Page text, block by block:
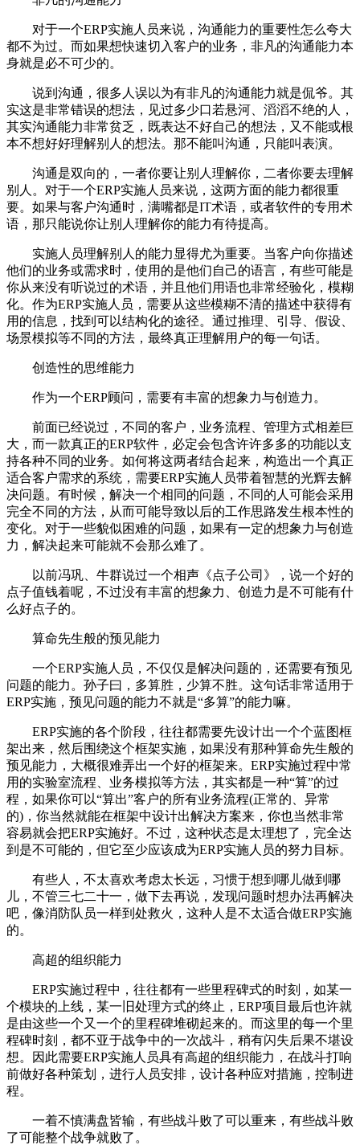
对于一个ERP实施人员来说，沟通能力的重要性怎么夸大
都不为过。而如果想快速切入客户的业务，非凡的沟通能力本
身就是必不可少的。
说到沟通，很多人误以为有非凡的沟通能力就是侃爷。其
实这是非常错误的想法，见过多少口若悬河、滔滔不绝的人，
其实沟通能力非常贫乏，既表达不好自己的想法，又不能或根
本不想好好理解别人的想法。那不能叫沟通，只能叫表演。
沟通是双向的，一者你要让别人理解你，二者你要去理解
别人。对于一个ERP实施人员来说，这两方面的能力都很重
要。如果与客户沟通时，满嘴都是IT术语，或者软件的专用术
语，那只能说你让别人理解你的能力有待提高。
实施人员理解别人的能力显得尤为重要。当客户向你描述
他们的业务或需求时，使用的是他们自己的语言，有些可能是
你从来没有听说过的术语，并且他们用语也非常经验化，模糊
化。作为ERP实施人员，需要从这些模糊不清的描述中获得有
用的信息，找到可以结构化的途径。通过推理、引导、假设、
场景模拟等不同的方法，最终真正理解用户的每一句话。
创造性的思维能力
作为一个ERP顾问，需要有丰富的想象力与创造力。
前面已经说过，不同的客户，业务流程、管理方式相差巨
大，而一款真正的ERP软件，必定会包含许许多多的功能以支
持各种不同的业务。如何将这两者结合起来，构造出一个真正
适合客户需求的系统，需要ERP实施人员带着智慧的光辉去解
决问题。有时候，解决一个相同的问题，不同的人可能会采用
完全不同的方法，从而可能导致以后的工作思路发生根本性的
变化。对于一些貌似困难的问题，如果有一定的想象力与创造
力，解决起来可能就不会那么难了。
以前冯巩、牛群说过一个相声《点子公司》，说一个好的
点子值钱着呢，不过没有丰富的想象力、创造力是不可能有什
么好点子的。
算命先生般的预见能力
一个ERP实施人员，不仅仅是解决问题的，还需要有预见
问题的能力。孙子曰，多算胜，少算不胜。这句话非常适用于
ERP实施，预见问题的能力不就是“多算”的能力嘛。
ERP实施的各个阶段，往往都需要先设计出一个个蓝图框
架出来，然后围绕这个框架实施，如果没有那种算命先生般的
预见能力，大概很难弄出一个好的框架来。ERP实施过程中常
用的实验室流程、业务模拟等方法，其实都是一种“算”的过
程，如果你可以“算出”客户的所有业务流程(正常的、异常
的)，你当然就能在框架中设计出解决方案来，你也当然非常
容易就会把ERP实施好。不过，这种状态是太理想了，完全达
到是不可能的，但它至少应该成为ERP实施人员的努力目标。
有些人，不太喜欢考虑太长远，习惯于想到哪儿做到哪
儿，不管三七二十一，做下去再说，发现问题时想办法再解决
吧，像消防队员一样到处救火，这种人是不太适合做ERP实施
的。
高超的组织能力
ERP实施过程中，往往都有一些里程碑式的时刻，如某一
个模块的上线，某一旧处理方式的终止，ERP项目最后也许就
是由这些一个又一个的里程碑堆砌起来的。而这里的每一个里
程碑时刻，都不亚于战争中的一次战斗，稍有闪失后果不堪设
想。因此需要ERP实施人员具有高超的组织能力，在战斗打响
前做好各种策划，进行人员安排，设计各种应对措施，控制进
程。
一着不慎满盘皆输，有些战斗败了可以重来，有些战斗败
了可能整个战争就败了。